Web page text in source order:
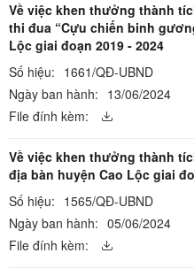
Về việc khen thưởng thành
thi đua “Cựu chiến binh
Lộc giai đoạn 2019 - 2024
Số hiệu: 1661/QĐ-UBND
Ngày ban hành: 13/06/2024
File đính kèm:
Về việc khen thưởng thành
địa bàn huyện Cao Lộc giai
Số hiệu: 1565/QĐ-UBND
Ngày ban hành: 05/06/2024
File đính kèm: